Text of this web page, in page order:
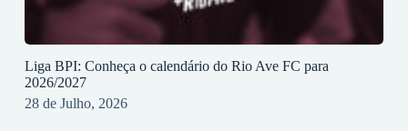
Liga BPI: Conheça o calendário do Rio Ave FC para
2026/2027
28 de Julho, 2026